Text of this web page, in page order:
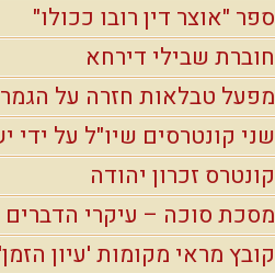
ספר "אוצר דין רובו ככולו"
חוברת שבילי דירחא
מפעל טבלאות חזרה על
שני קונטרסים שיו"ל על ידי
קונטרס זכרון יהודה
מסכת סוכה – עיקרי הדברים
קובץ מראי מקומות 'עיון